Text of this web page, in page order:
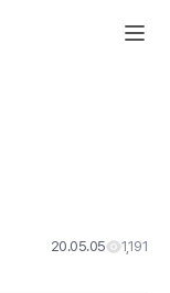
20.05.05 1,191